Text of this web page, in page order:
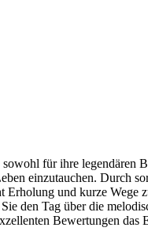
für ihre
einzutauchen. Durch
und kurze
den Tag über die
Bewertungen das